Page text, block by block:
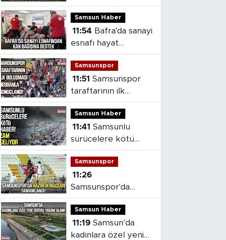
yenileniyor
Samsun Haber
11:54
esnafı hayat
kurtarmak için kan
verdi
Samsunspor
11:51 Samsunspor
taraftarının ilk
buluşması hüsranla
sonuçlandı
Samsun Haber
11:41 Samsunlu
sürücelere kötü
haber! Zam geliyor
Samsunspor
11:26
Samsunspor'da
hazırlık maçları
tamamlandı!
Samsun Haber
11:19 Samsun’da
kadınlara özel yeni